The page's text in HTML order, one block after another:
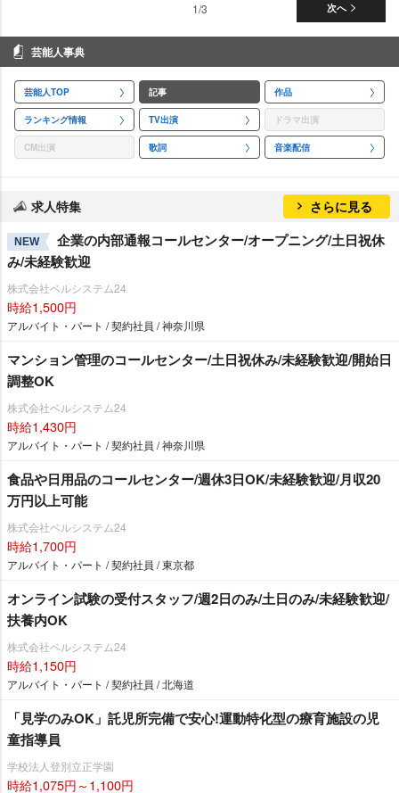
次へ
1/3
芸能人事典
芸能人TOP 記事 作品
ランキング情報 TV出演 ドラマ出演
CM出演 歌詞 音楽配信
求人特集 さらに見る
NEW
企業の内部通報コールセンター/オープニング/土日祝休
み/未経験歓迎
株式会社ベルシステム24
時給1,500円
アルバイト・パート / 契約社員 / 神奈川県
マンション管理のコールセンター/土日祝休み/未経験歓迎/開始日
調整OK
株式会社ベルシステム24
時給1,430円
アルバイト・パート / 契約社員 / 神奈川県
食品や日用品のコールセンター/週休3日OK/未経験歓迎/月収20
万円以上可能
株式会社ベルシステム24
時給1,700円
アルバイト・パート / 契約社員 / 東京都
オンライン試験の受付スタッフ/週2日のみ/土日のみ/未経験歓迎/
扶養内OK
株式会社ベルシステム24
時給1,150円
アルバイト・パート / 契約社員 / 北海道
「見学のみOK」託児所完備で安心!運動特化型の療育施設の児
童指導員
学校法人登別立正学園
時給1,075円～1,100円